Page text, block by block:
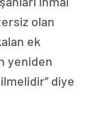
olan
ek
yeniden
diye